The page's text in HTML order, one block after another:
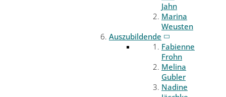
Jahn
Marina
Weusten
Auszubildende
Fabienne
Frohn
Melina
Gubler
Nadine